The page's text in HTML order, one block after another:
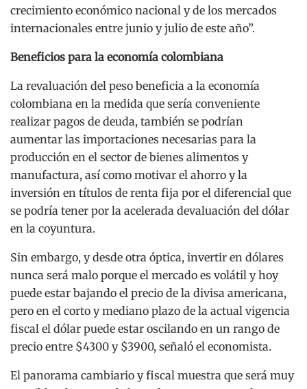
crecimiento económico nacional y de los mercados
internacionales entre junio y julio de este año”.
Beneficios para la economía colombiana
La revaluación del peso beneficia a la economía
colombiana en la medida que sería conveniente
realizar pagos de deuda, también se podrían
aumentar las importaciones necesarias para la
producción en el sector de bienes alimentos y
manufactura, así como motivar el ahorro y la
inversión en títulos de renta fija por el diferencial que
se podría tener por la acelerada devaluación del dólar
en la coyuntura.
Sin embargo, y desde otra óptica, invertir en dólares
nunca será malo porque el mercado es volátil y hoy
puede estar bajando el precio de la divisa americana,
pero en el corto y mediano plazo de la actual vigencia
fiscal el dólar puede estar oscilando en un rango de
precio entre $4300 y $3900, señaló el economista.
El panorama cambiario y fiscal muestra que será muy